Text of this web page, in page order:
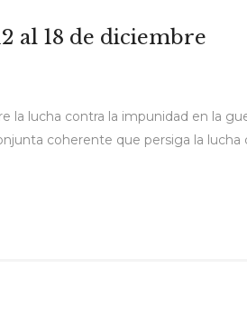
al 18 de diciembre
la lucha contra la impunidad en la
coherente que persiga la